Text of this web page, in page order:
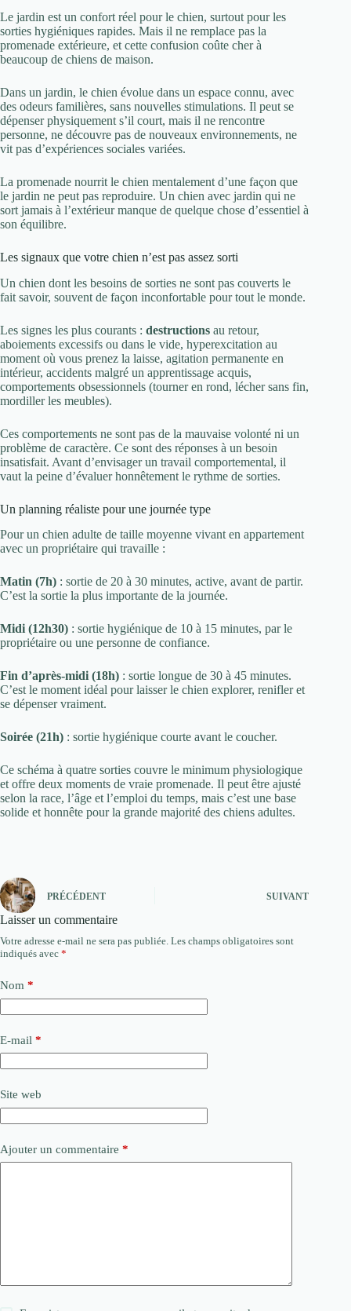
Le jardin est un confort réel pour le chien, surtout pour les
sorties hygiéniques rapides. Mais il ne remplace pas la
promenade extérieure, et cette confusion coûte cher à
beaucoup de chiens de maison.
Dans un jardin, le chien évolue dans un espace connu, avec
des odeurs familières, sans nouvelles stimulations. Il peut se
dépenser physiquement s’il court, mais il ne rencontre
personne, ne découvre pas de nouveaux environnements, ne
vit pas d’expériences sociales variées.
La promenade nourrit le chien mentalement d’une façon que
le jardin ne peut pas reproduire. Un chien avec jardin qui ne
sort jamais à l’extérieur manque de quelque chose d’essentiel à
son équilibre.
Les signaux que votre chien n’est pas assez sorti
Un chien dont les besoins de sorties ne sont pas couverts le
fait savoir, souvent de façon inconfortable pour tout le monde.
Les signes les plus courants : destructions au retour,
aboiements excessifs ou dans le vide, hyperexcitation au
moment où vous prenez la laisse, agitation permanente en
intérieur, accidents malgré un apprentissage acquis,
comportements obsessionnels (tourner en rond, lécher sans fin,
mordiller les meubles).
Ces comportements ne sont pas de la mauvaise volonté ni un
problème de caractère. Ce sont des réponses à un besoin
insatisfait. Avant d’envisager un travail comportemental, il
vaut la peine d’évaluer honnêtement le rythme de sorties.
Un planning réaliste pour une journée type
Pour un chien adulte de taille moyenne vivant en appartement
avec un propriétaire qui travaille :
Matin (7h) : sortie de 20 à 30 minutes, active, avant de partir.
C’est la sortie la plus importante de la journée.
Midi (12h30) : sortie hygiénique de 10 à 15 minutes, par le
propriétaire ou une personne de confiance.
Fin d’après-midi (18h) : sortie longue de 30 à 45 minutes.
C’est le moment idéal pour laisser le chien explorer, renifler et
se dépenser vraiment.
Soirée (21h) : sortie hygiénique courte avant le coucher.
Ce schéma à quatre sorties couvre le minimum physiologique
et offre deux moments de vraie promenade. Il peut être ajusté
selon la race, l’âge et l’emploi du temps, mais c’est une base
solide et honnête pour la grande majorité des chiens adultes.
PRÉCÉDENT SUIVANT
Laisser un commentaire
Votre adresse e-mail ne sera pas publiée. Les champs obligatoires sont
indiqués avec *
Nom *
E-mail *
Site web
Ajouter un commentaire *